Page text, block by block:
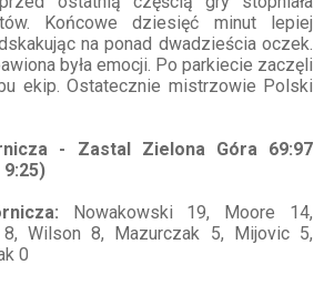
Końcowe dziesięć minut lepiej
na ponad dwadzieścia oczek.
była emocji. Po parkiecie zaczęli
ekip. Ostatecznie mistrzowie Polski
- Zastal Zielona Góra 69:97
9:25)
Nowakowski 19, Moore 14,
Wilson 8, Mazurczak 5, Mijovic 5,
0